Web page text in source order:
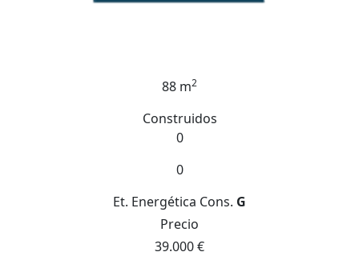
88 m2
Construidos
0
0
Et. Energética Cons. G
Precio
39.000 €